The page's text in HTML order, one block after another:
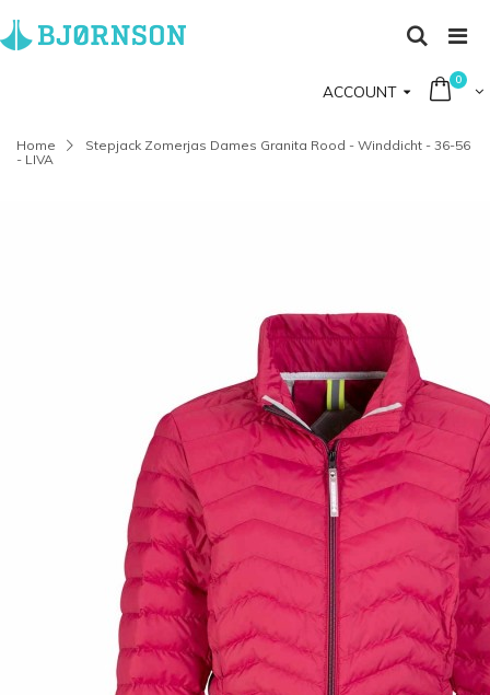
ACCOUNT
0
Home
Stepjack Zomerjas Dames Granita Rood - Winddicht - 36-56
- LIVA